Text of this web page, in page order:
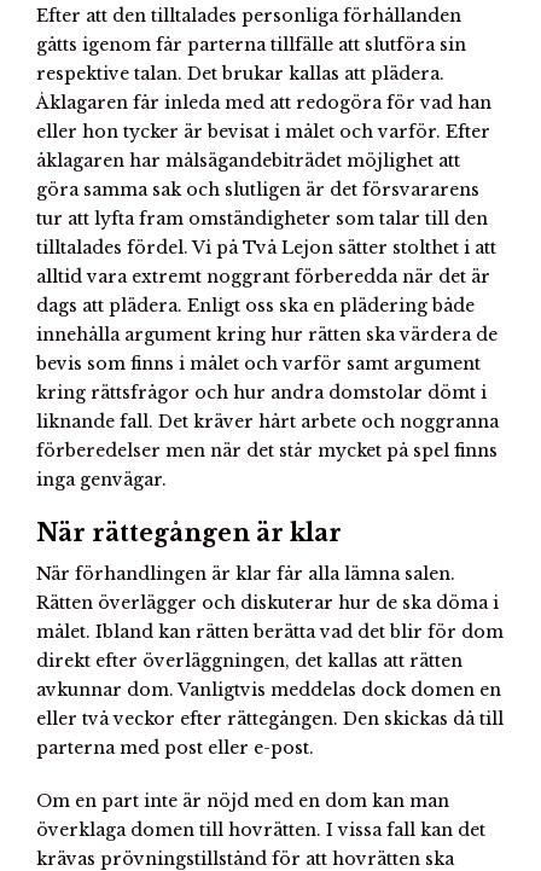
Efter att den tilltalades personliga förhållanden
gåtts igenom får parterna tillfälle att slutföra sin
respektive talan. Det brukar kallas att plädera.
Åklagaren får inleda med att redogöra för vad han
eller hon tycker är bevisat i målet och varför. Efter
åklagaren har målsägandebiträdet möjlighet att
göra samma sak och slutligen är det försvararens
tur att lyfta fram omständigheter som talar till den
tilltalades fördel. Vi på Två Lejon sätter stolthet i att
alltid vara extremt noggrant förberedda när det är
dags att plädera. Enligt oss ska en plädering både
innehålla argument kring hur rätten ska värdera de
bevis som finns i målet och varför samt argument
kring rättsfrågor och hur andra domstolar dömt i
liknande fall. Det kräver hårt arbete och noggranna
förberedelser men när det står mycket på spel finns
inga genvägar.
När rättegången är klar
När förhandlingen är klar får alla lämna salen.
Rätten överlägger och diskuterar hur de ska döma i
målet. Ibland kan rätten berätta vad det blir för dom
direkt efter överläggningen, det kallas att rätten
avkunnar dom. Vanligtvis meddelas dock domen en
eller två veckor efter rättegången. Den skickas då till
parterna med post eller e-post.
Om en part inte är nöjd med en dom kan man
överklaga domen till hovrätten. I vissa fall kan det
krävas prövningstillstånd för att hovrätten ska